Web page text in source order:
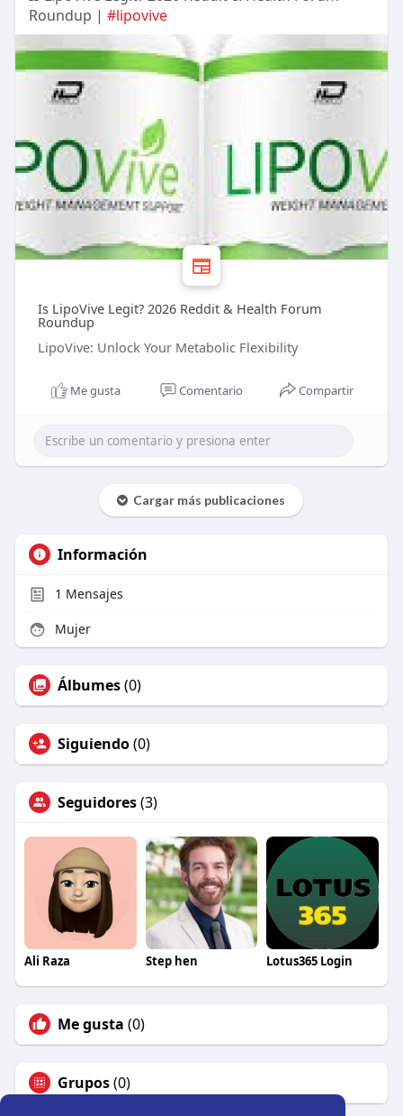
Roundup | #lipovive
Is LipoVive Legit? 2026 Reddit & Health Forum
Roundup
LipoVive: Unlock Your Metabolic Flexibility
Me gusta Comentario Compartir
Cargar más publicaciones
Información
1 Mensajes
Mujer
Álbumes(0)
Siguiendo(0)
Seguidores(3)
Ali Raza Step hen Lotus365 Login
Me gusta (0)
Grupos(0)